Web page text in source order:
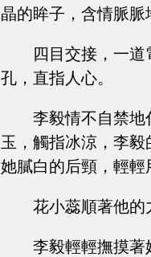
晶的眸子，含情脈脈
四目交接，一
孔，直指人心。
李毅情不自禁地
玉，觸指冰涼，李
她膩白的后頸，輕輕
花小蕊順著他的
李毅輕輕撫摸著